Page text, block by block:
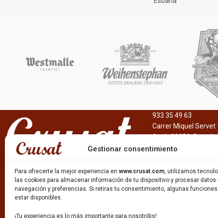
Gestionar consentimiento
Para ofrecerte la mejor experiencia en www.crusat.com, utilizamos
las cookies para almacenar información de tu dispositivo y procesar datos
navegación y preferencias. Si retiras tu consentimiento, algunas
estar disponibles.
¡Tu experiencia es lo más importante para nosotr@s!
Graduación Alcohólica
Lata 33cl.
Barril inox. 30l.
Color
Cerveza de 6,5%, amargor de 25 IBU’s y estilo
DoppelBock
Graduación
8%
Cerveza roja,
graduación
933 35 49 63
Carrer Miquel Servet
Gavà, 08850,